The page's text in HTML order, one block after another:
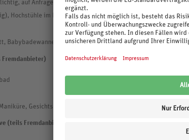
auf Anfrage)
Hochstühle im Restaurant, Babynahrung
Babybadewanne (gegen Kaution)
Fremdanbieter)
Gesichtsbehandlung
(teils Fremdanbieter)